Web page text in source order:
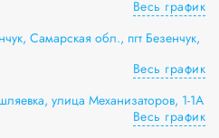
Весь график
Самарская обл., пгт Безенчук,
Весь график
улица Механизаторов, 1-1А
Весь график